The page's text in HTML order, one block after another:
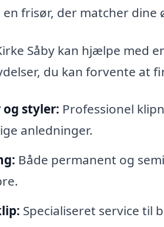
frisør, der matcher dine
Såby kan hjælpe med
du kan forvente at
og styler: Professionel
anledninger.
Både permanent og
Specialiseret service til